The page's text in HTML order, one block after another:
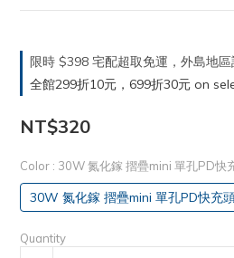
限時 $398 宅配超取免運，外島地
全館299折10元，699折30元 on
NT$320
Color : 30W 氮化鎵 摺疊mini 單孔PD快
30W 氮化鎵 摺疊mini 單孔PD快充
Quantity